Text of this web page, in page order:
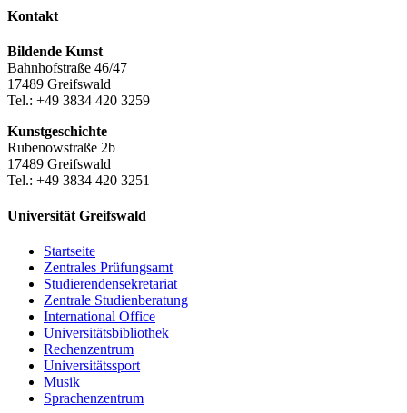
Kontakt
Bildende Kunst
Bahnhofstraße 46/47
17489 Greifswald
Tel.: +49 3834 420 3259
Kunstgeschichte
Rubenowstraße 2b
17489 Greifswald
Tel.: +49 3834 420 3251
Universität Greifswald
Startseite
Zentrales Prüfungsamt
Studierendensekretariat
Zentrale Studienberatung
International Office
Universitätsbibliothek
Rechenzentrum
Universitätssport
Musik
Sprachenzentrum